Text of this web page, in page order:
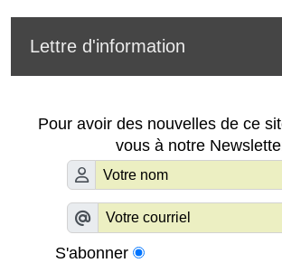
Lettre d'information
Pour avoir des nouvelles de ce
vous à notre
S'abonner